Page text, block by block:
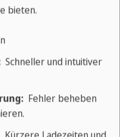
für
in Santiago de
vielfältige Freizeit-
der Umgebung.
bieten.
Schneller und intuitiver
Fehler beheben